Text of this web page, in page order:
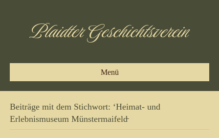
Plaidter Geschichtsverein
Menü
Beiträge mit dem Stichwort: ‘Heimat- und
Erlebnismuseum Münstermaifeld̵